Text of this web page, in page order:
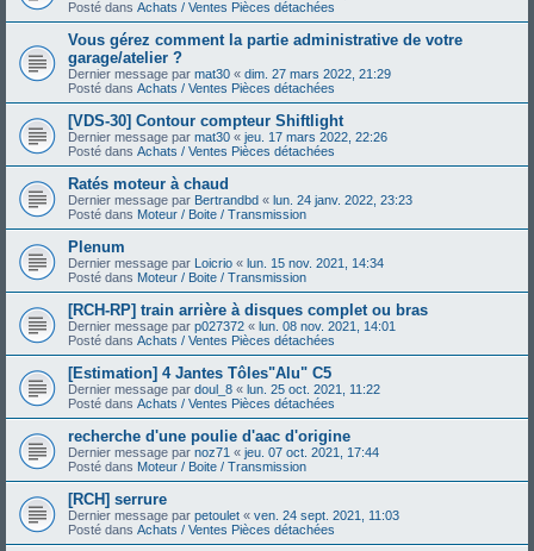
Posté dans Achats / Ventes Pièces détachées
Vous gérez comment la partie administrative de votre
garage/atelier ?
Dernier message par mat30 « dim. 27 mars 2022, 21:29
Posté dans Achats / Ventes Pièces détachées
[VDS-30] Contour compteur Shiftlight
Dernier message par mat30 « jeu. 17 mars 2022, 22:26
Posté dans Achats / Ventes Pièces détachées
Ratés moteur à chaud
Dernier message par Bertrandbd « lun. 24 janv. 2022, 23:23
Posté dans Moteur / Boite / Transmission
Plenum
Dernier message par Loicrio « lun. 15 nov. 2021, 14:34
Posté dans Moteur / Boite / Transmission
[RCH-RP] train arrière à disques complet ou bras
Dernier message par p027372 « lun. 08 nov. 2021, 14:01
Posté dans Achats / Ventes Pièces détachées
[Estimation] 4 Jantes Tôles"Alu" C5
Dernier message par doul_8 « lun. 25 oct. 2021, 11:22
Posté dans Achats / Ventes Pièces détachées
recherche d'une poulie d'aac d'origine
Dernier message par noz71 « jeu. 07 oct. 2021, 17:44
Posté dans Moteur / Boite / Transmission
[RCH] serrure
Dernier message par petoulet « ven. 24 sept. 2021, 11:03
Posté dans Achats / Ventes Pièces détachées